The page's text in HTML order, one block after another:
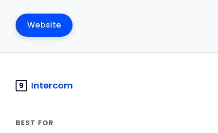
Website
9 Intercom